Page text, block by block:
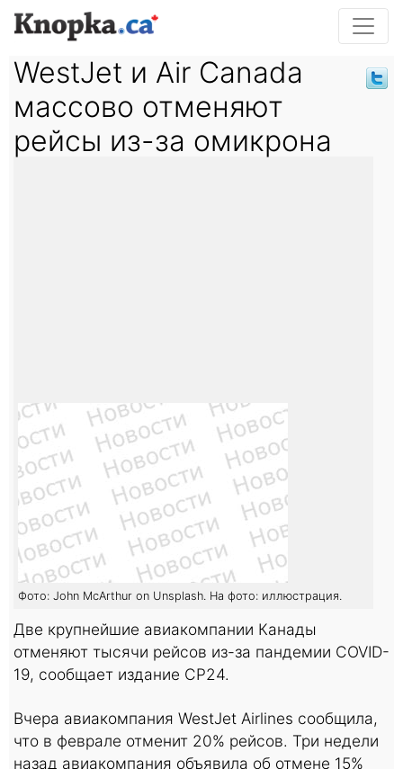
WestJet и Air Canada
массово отменяют
рейсы из-за омикрона
Фото: John McArthur on Unsplash. На фото: иллюстрация.
Две крупнейшие авиакомпании Канады
отменяют тысячи рейсов из-за пандемии COVID-
19, сообщает издание CP24.
Вчера авиакомпания WestJet Airlines сообщила,
что в феврале отменит 20% рейсов. Три недели
назад авиакомпания объявила об отмене 15%